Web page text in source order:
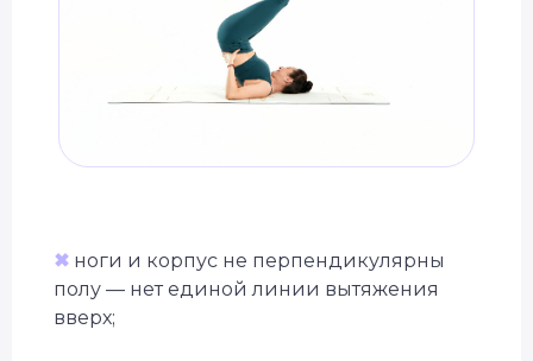
✖ ноги и корпус не перпендикулярны
полу — нет единой линии вытяжения
вверх;